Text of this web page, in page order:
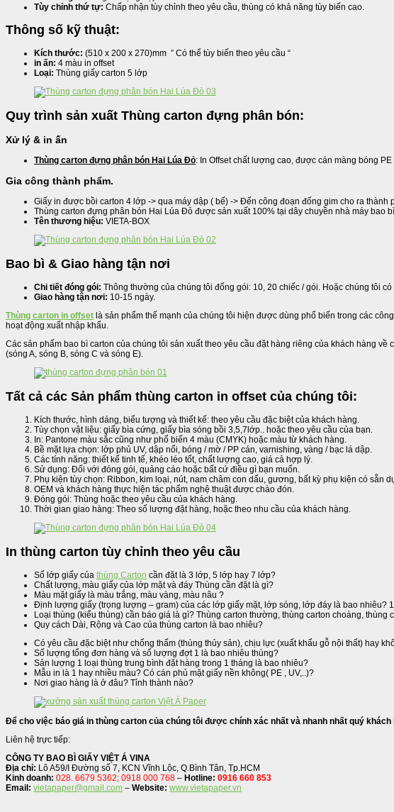
Tùy chỉnh thứ tự: Chấp nhận tùy chỉnh theo yêu cầu, thùng có khả năng tùy biến cao.
Thông số kỹ thuật:
Kích thước: (510 x 200 x 270)mm ” Có thể tùy biến theo yêu cầu “
in ấn: 4 màu in offset
Loại: Thùng giấy carton 5 lớp
Quy trình sản xuất Thùng carton đựng phân bón:
Xử lý & in ấn
Thùng carton đựng phân bón Hai Lúa Đỏ: In Offset chất lượng cao, được cán màng bóng
Gia công thành phẩm.
Giấy in được bồi carton 4 lớp -> qua máy dập ( bế) -> Đến công đoạn đống gim cho ra thành
Thùng carton đựng phân bón Hai Lúa Đỏ được sản xuất 100% tại dây chuyền nhà máy bao
Tên thương hiệu: VIETA-BOX
Bao bì & Giao hàng tận nơi
Chi tiết đóng gói: Thông thường của chúng tôi đống gói: 10, 20 chiếc / gói. Hoặc chúng tôi
Giao hàng tận nơi: 10-15 ngày.
Thùng carton in offset là sản phẩm thế mạnh của chúng tôi hiện được dùng phổ biến trong các
hoạt động xuất nhập khẩu.
Các sản phẩm bao bì carton của chúng tôi sản xuất theo yêu cầu đặt hàng riêng của khách hàng
(sóng A, sóng B, sóng C và sóng E).
Tất cả các Sản phẩm thùng carton in offset của chúng tôi:
Kích thước, hình dáng, biểu tượng và thiết kế: theo yêu cầu đặc biệt của khách hàng.
Tùy chọn vật liệu: giấy bìa cứng, giấy bìa sóng bồi 3,5,7lớp.. hoặc theo yêu cầu của bạn.
In: Pantone màu sắc cũng như phổ biến 4 màu (CMYK) hoặc màu từ khách hàng.
Bề mặt lựa chọn: lớp phủ UV, dập nổi, bóng / mờ / PP cán, varnishing, vàng / bạc lá dập.
Các tính năng: thiết kế tinh tế, khéo léo tốt, chất lượng cao, giá cả hợp lý.
Sử dụng: Đối với đóng gói, quảng cáo hoặc bất cứ điều gì bạn muốn.
Phụ kiện tùy chọn: Ribbon, kim loại, nút, nam châm con dấu, gương, bất kỳ phụ kiện có sẵn
OEM và khách hàng thực hiện tác phẩm nghệ thuật được chào đón.
Đóng gói: Thùng hoặc theo yêu cầu của khách hàng.
Thời gian giao hàng: Theo số lượng đặt hàng, hoặc theo nhu cầu của khách hàng.
In thùng carton tùy chỉnh theo yêu cầu
Số lớp giấy của thùng Carton cần đặt là 3 lớp, 5 lớp hay 7 lớp?
Chất lượng, màu giấy của lớp mặt và đáy Thùng cần đặt là gì?
Màu mặt giấy là màu trắng, màu vàng, màu nâu ?
Định lượng giấy (trọng lượng – gram) của các lớp giấy mặt, lớp sóng, lớp đáy là bao nhiêu?
Loại thùng (kiểu thùng) cần báo giá là gì? Thùng carton thường, thùng carton choàng,
Quy cách Dài, Rộng và Cao của thùng carton là bao nhiêu?
Có yêu cầu đặc biệt như chống thấm (thùng thủy sản), chịu lực (xuất khẩu gỗ nội thất) hay
Số lượng tổng đơn hàng và số lượng đợt 1 là bao nhiêu thùng?
Sản lượng 1 loại thùng trung bình đặt hàng trong 1 tháng là bao nhiêu?
Mẫu in là 1 hay nhiều màu? Có cán phủ mặt giấy nền không( PE , UV,..)?
Nơi giao hàng là ở đâu? Tỉnh thành nào?
Để cho việc báo giá in thùng carton của chúng tôi được chính xác nhất và nhanh nhất quý
Liên hệ trực tiếp:
CÔNG TY BAO BÌ GIẤY VIỆT Á VINA
Địa chỉ: Lô A59/I Đường số 7, KCN Vĩnh Lộc, Q.Bình Tân, Tp.HCM
Kinh doanh: 028. 6679 5362; 0918 000 768 – Hotline: 0916 660 853
Email: vietapaper@gmail.com – Website: www.vietapaper.vn